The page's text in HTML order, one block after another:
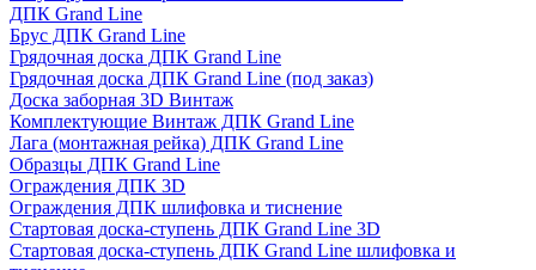
ДПК Grand Line
Брус ДПК Grand Line
Грядочная доска ДПК Grand Line
Грядочная доска ДПК Grand Line (под заказ)
Доска заборная 3D Винтаж
Комплектующие Винтаж ДПК Grand Line
Лага (монтажная рейка) ДПК Grand Line
Образцы ДПК Grand Line
Ограждения ДПК 3D
Ограждения ДПК шлифовка и тиснение
Стартовая доска-ступень ДПК Grand Line 3D
Стартовая доска-ступень ДПК Grand Line шлифовка и